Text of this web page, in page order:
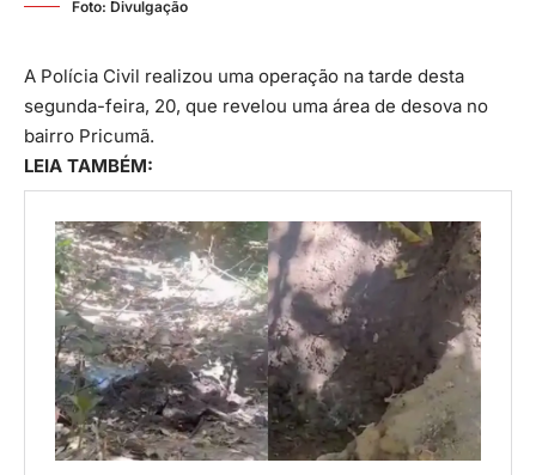
Foto: Divulgação
A Polícia Civil realizou uma operação na tarde desta
segunda-feira, 20, que revelou uma área de desova no
bairro Pricumã.
LEIA TAMBÉM: